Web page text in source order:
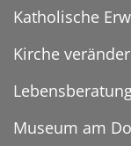
Katholische
Kirche
Museum am